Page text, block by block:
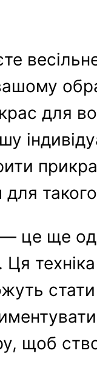
для
це ще
Ця
щоб